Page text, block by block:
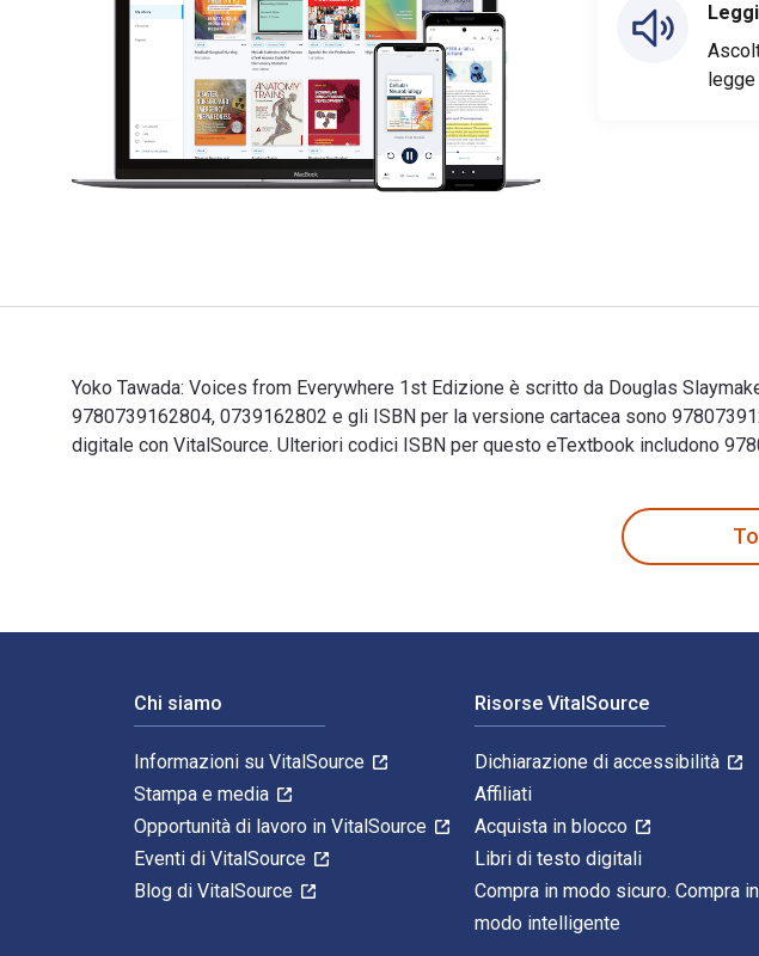
Yoko Tawada: Voices from Everywhere 1st Edizione è scritto da Douglas
9780739162804, 0739162802 e gli ISBN per la versione cartacea sono
digitale con VitalSource. Ulteriori codici ISBN per questo eTextbook includono
Chi siamo
Informazioni su VitalSource
Stampa e media
Opportunità di lavoro in VitalSource
Eventi di VitalSource
Blog di VitalSource
Risorse VitalSource
Dichiarazione di accessibilità
Affiliati
Acquista in blocco
Libri di testo digitali
Compra in modo sicuro. Compra in
modo intelligente